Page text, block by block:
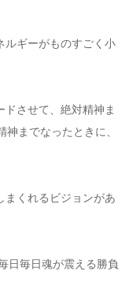
ルギーがものすごく小
させて、絶対精神ま
までなったときに、
まくれるビジョンがあ
日毎日魂が震える勝負